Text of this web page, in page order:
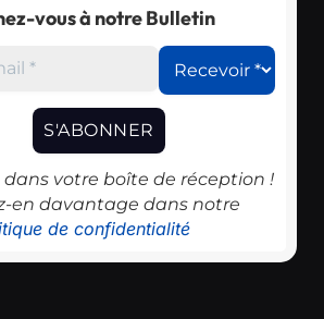
vous à notre Bulletin
votre boîte de réception !
en davantage dans notre
de confidentialité